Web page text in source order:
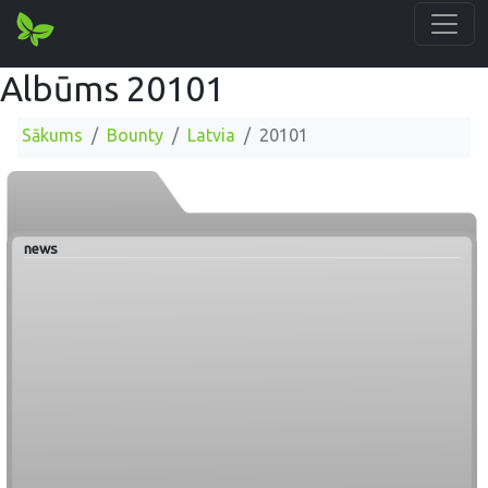
Albūms 20101
Sākums Bounty Latvia 20101
news